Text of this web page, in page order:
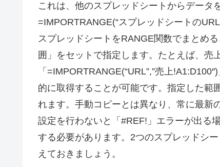
これは、他のスプレッドシートからデータ
=IMPORTRANGE(“スプレッドシートの
スプレッドシートをRANGE関数でまとめ
囲」をセットで指定します。たとえば、売
「=IMPORTRANGE(“URL”,”売上
的に取得することが可能です。指定した範
れます。手動コピーとは異なり、常に最新
設定を行わないと「#REF!」エラーが出る
する必要があります。2つのスプレッドシ
えておきましょう。